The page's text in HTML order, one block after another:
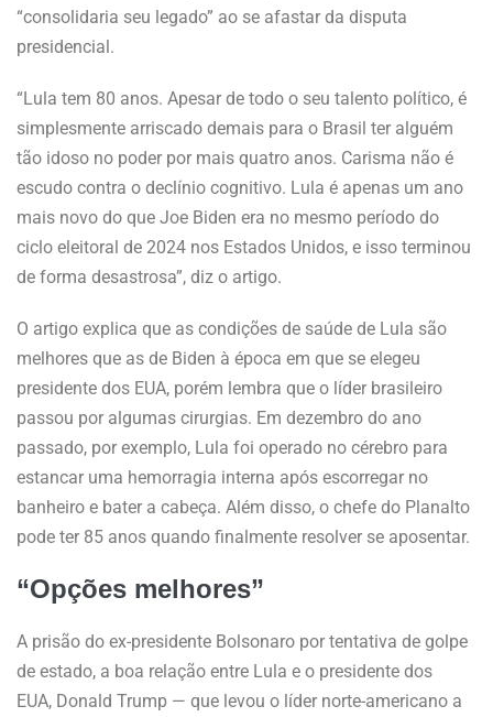
“consolidaria seu legado” ao se afastar da disputa
presidencial.
“Lula tem 80 anos. Apesar de todo o seu talento político, é
simplesmente arriscado demais para o Brasil ter alguém
tão idoso no poder por mais quatro anos. Carisma não é
escudo contra o declínio cognitivo. Lula é apenas um ano
mais novo do que Joe Biden era no mesmo período do
ciclo eleitoral de 2024 nos Estados Unidos, e isso terminou
de forma desastrosa”, diz o artigo.
O artigo explica que as condições de saúde de Lula são
melhores que as de Biden à época em que se elegeu
presidente dos EUA, porém lembra que o líder brasileiro
passou por algumas cirurgias. Em dezembro do ano
passado, por exemplo, Lula foi operado no cérebro para
estancar uma hemorragia interna após escorregar no
banheiro e bater a cabeça. Além disso, o chefe do Planalto
pode ter 85 anos quando finalmente resolver se aposentar.
“Opções melhores”
A prisão do ex-presidente Bolsonaro por tentativa de golpe
de estado, a boa relação entre Lula e o presidente dos
EUA, Donald Trump — que levou o líder norte-americano a